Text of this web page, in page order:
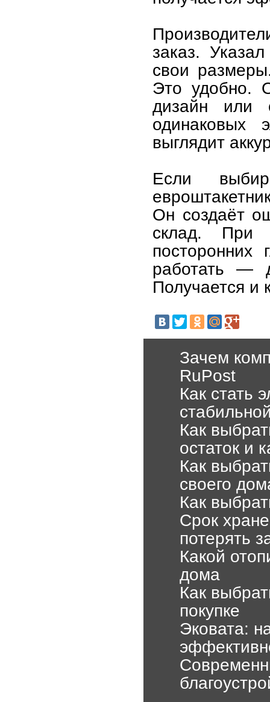
заказ.
свои
Это удобно.
дизайн или
одинаковых
выглядит
Если
Он создаёт
склад. При
работать —
Получается и
Зачем
RuPost
Как стать
Как
остаток и
Как
своего
Как
Срок
потерять
Какой
дома
Как
покупке
Эковата: